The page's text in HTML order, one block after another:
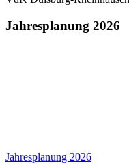
Jahresplanung 2026
Jahresplanung 2026